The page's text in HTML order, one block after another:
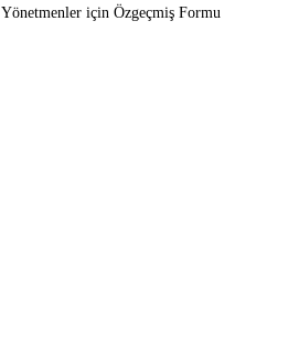
Yönetmenler için Özgeçmiş Formu